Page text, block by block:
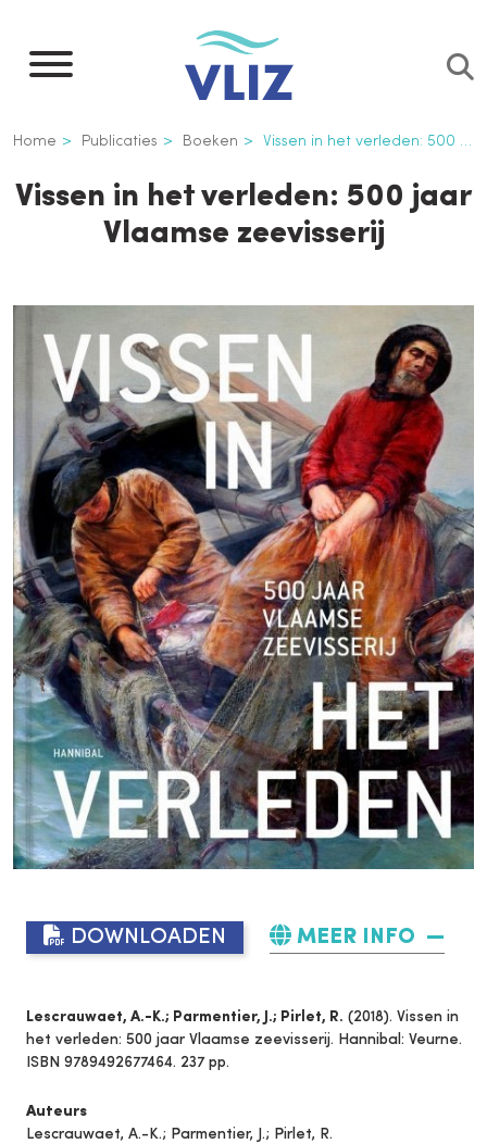
naar
inhoud
gaan
Kruimelpad
Home Publicaties Boeken Vissen in het verleden: 500 jaar Vlaamse zeevisserij
Vissen in het verleden: 500 jaar
Vlaamse zeevisserij
DOWNLOADEN MEER INFO
Lescrauwaet, A.-K.; Parmentier, J.; Pirlet, R. (2018). Vissen in
het verleden: 500 jaar Vlaamse zeevisserij. Hannibal: Veurne.
ISBN 9789492677464. 237 pp.
Auteurs
Lescrauwaet, A.-K.; Parmentier, J.; Pirlet, R.